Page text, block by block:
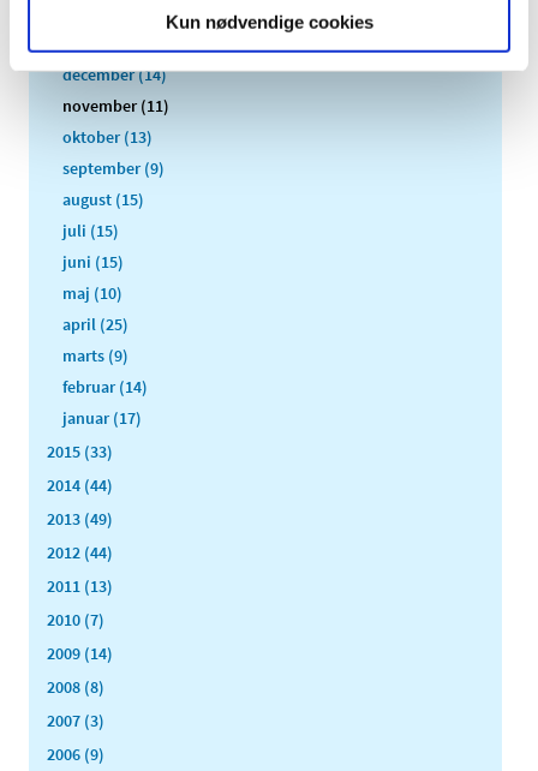
Kun nødvendige cookies
december (14)
november (11)
oktober (13)
september (9)
august (15)
juli (15)
juni (15)
maj (10)
april (25)
marts (9)
februar (14)
januar (17)
2015 (33)
2014 (44)
2013 (49)
2012 (44)
2011 (13)
2010 (7)
2009 (14)
2008 (8)
2007 (3)
2006 (9)